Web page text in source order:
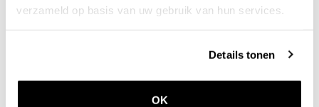
verzameld op basis van uw gebruik van hun services.
Details tonen
OK